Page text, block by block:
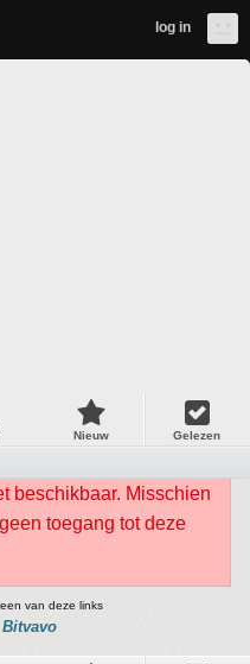
log in
Nieuw Gelezen
beschikbaar. Misschien
toegang tot deze
van deze links
Bitvavo